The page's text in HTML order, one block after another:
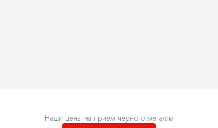
Наши цены на прием черного металла